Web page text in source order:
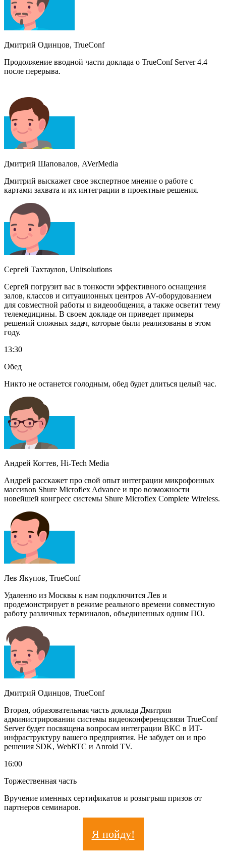
Дмитрий Одинцов, TrueConf
Продолжение вводной части доклада о TrueConf Server 4.4
после перерыва.
Дмитрий Шаповалов, AVerMedia
Дмитрий выскажет свое экспертное мнение о работе с
картами захвата и их интеграции в проектные решения.
Сергей Тахтаулов, Unitsolutions
Сергей погрузит вас в тонкости эффективного оснащения
залов, классов и ситуационных центров AV-оборудованием
для совместной работы и видеообщения, а также осветит тему
телемедицины. В своем докладе он приведет примеры
решений сложных задач, которые были реализованы в этом
году.
13:30
Обед
Никто не останется голодным, обед будет длиться целый час.
Андрей Когтев, Hi-Tech Media
Андрей расскажет про свой опыт интеграции микрофонных
массивов Shure Microflex Advance и про возможности
новейшей конгресс системы Shure Microflex Complete Wireless.
Лев Якупов, TrueConf
Удаленно из Москвы к нам подключится Лев и
продемонстрирует в режиме реального времени совместную
работу различных терминалов, объединенных одним ПО.
Дмитрий Одинцов, TrueConf
Вторая, образовательная часть доклада Дмитрия
администрировании системы видеоконференцсвязи TrueConf
Server будет посвящена вопросам интеграции ВКС в ИТ-
инфраструктуру вашего предприятия. Не забудет он и про
решения SDK, WebRTC и Anroid TV.
16:00
Торжественная часть
Вручение именных сертификатов и розыгрыш призов от
партнеров семинаров.
Я пойду!